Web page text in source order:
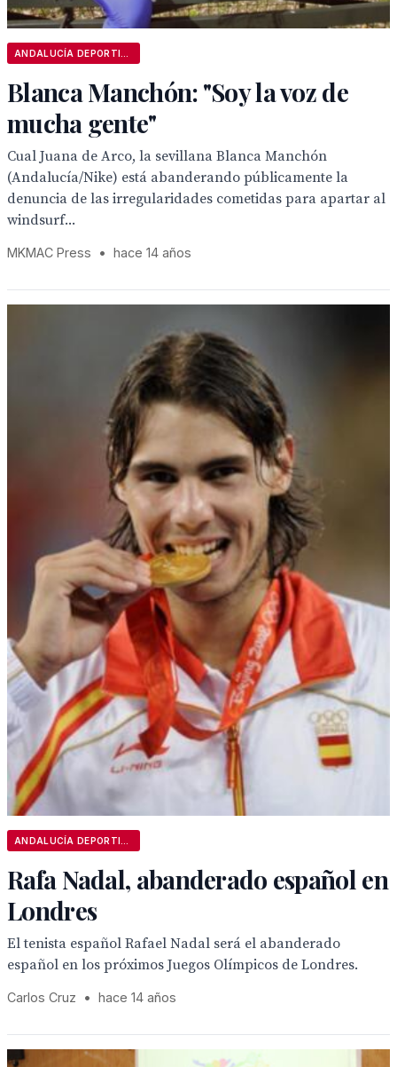
Blanca Manchón: "Soy la voz de
mucha gente"
Cual Juana de Arco, la sevillana Blanca Manchón
(Andalucía/Nike) está abanderando públicamente la
denuncia de las irregularidades cometidas para apartar al
windsurf...
MKMAC Press • hace 14 años
Rafa Nadal, abanderado español en
Londres
El tenista español Rafael Nadal será el abanderado
español en los próximos Juegos Olímpicos de Londres.
Carlos Cruz • hace 14 años